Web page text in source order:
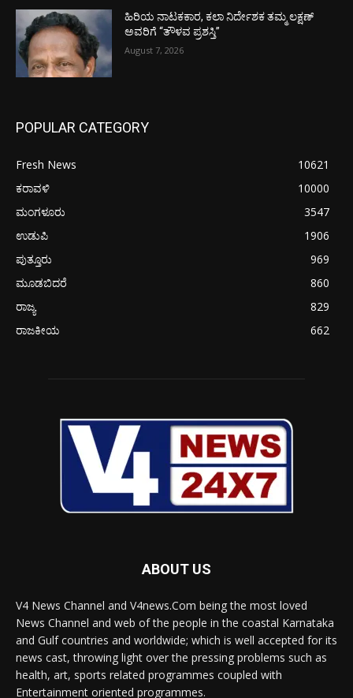
ಹಿರಿಯ ನಾಟಕಕಾರ, ಕಲಾ ನಿರ್ದೇಶಕ ತಮ್ಮ ಲಕ್ಷಣ್
ಅವರಿಗೆ “ತೌಳವ ಪ್ರಶಸ್ತಿ”
August 7, 2026
POPULAR CATEGORY
Fresh News
10621
ಕರಾವಳಿ
10000
ಮಂಗಳೂರು
3547
ಉಡುಪಿ
1906
ಪುತ್ತೂರು
969
ಮೂಡಬಿದರೆ
860
ರಾಜ್ಯ
829
ರಾಜಕೀಯ
662
ABOUT US
V4 News Channel and V4news.Com being the most loved
News Channel and web of the people in the coastal Karnataka
and Gulf countries and worldwide; which is well accepted for its
news cast, throwing light over the pressing problems such as
health, art, sports related programmes coupled with
Entertainment oriented programmes.